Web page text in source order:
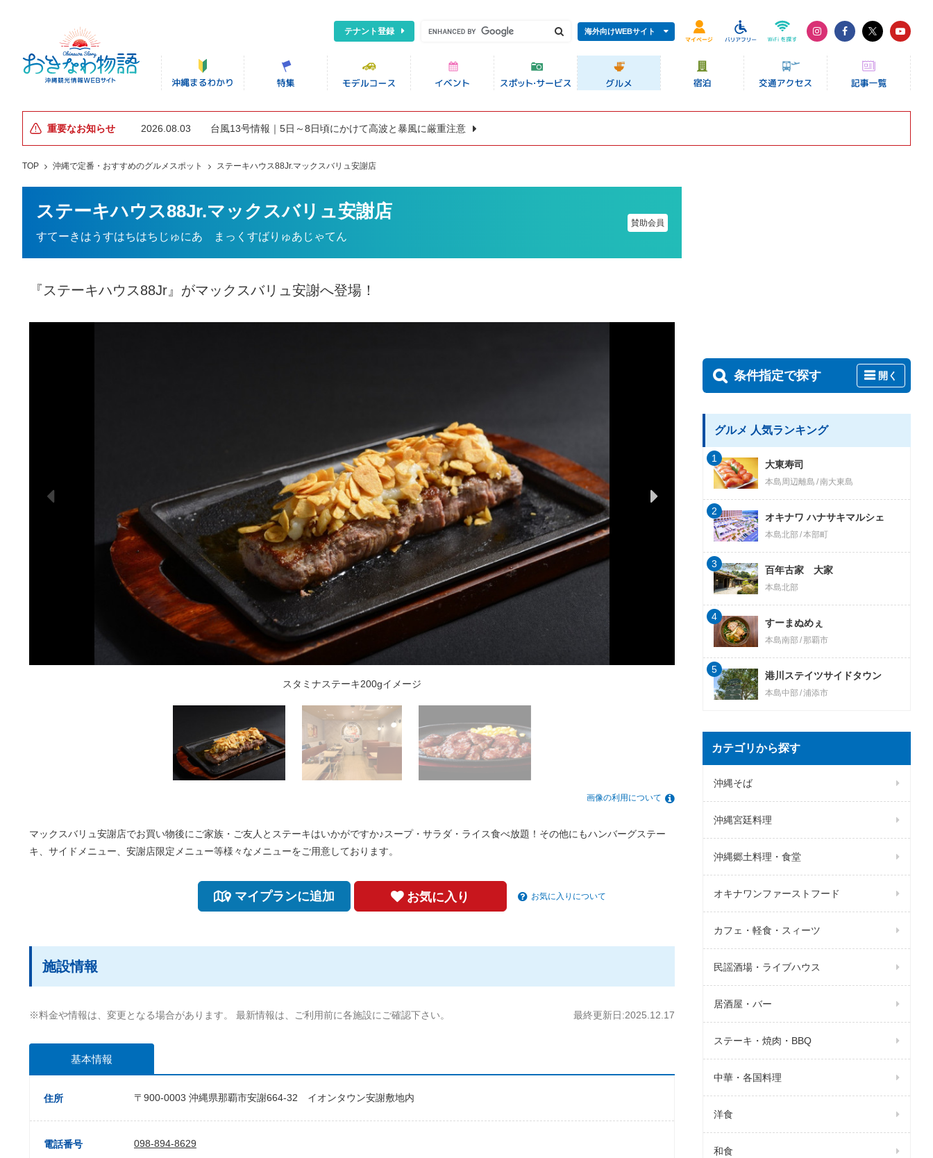
テナント登録 海外向けWEBサイト
重要なお知らせ 2026.08.03 台風13号情報｜5日～8日頃にかけて高波と暴風に厳重注意
TOP 沖縄で定番・おすすめのグルメスポット ステーキハウス88Jr.マックスバリュ安謝店
ステーキハウス88Jr.マックスバリュ安謝店
すてーきはうすはちはちじゅにあ まっくすばりゅあじゃてん
賛助会員
『ステーキハウス88Jr』がマックスバリュ安謝へ登場！
スタミナステーキ200gイメージ
安謝店内観
サガリステーキ
画像の利用について
マックスバリュ安謝店でお買い物後にご家族・ご友人とステーキはいかがですか♪スープ・サラダ・ライス食べ放題！その他にもハンバーグステー
キ、サイドメニュー、安謝店限定メニュー等様々なメニューをご用意しております。
マイプランに追加 お気に入り お気に入りについて
施設情報
※料金や情報は、変更となる場合があります。 最新情報は、ご利用前に各施設にご確認下さい。 最終更新日:2025.12.17
基本情報
住所 〒900-0003 沖縄県那覇市安謝664-32 イオンタウン安謝敷地内
電話番号 098-894-8629
条件指定で探す 開く
グルメ 人気ランキング
大東寿司
本島周辺離島 南大東島
1
オキナワ ハナサキマルシェ
本島北部 本部町
2
百年古家 大家
本島北部
3
すーまぬめぇ
本島南部 那覇市
4
港川ステイツサイドタウン
本島中部 浦添市
5
カテゴリから探す
沖縄そば
沖縄宮廷料理
沖縄郷土料理・食堂
オキナワンファーストフード
カフェ・軽食・スィーツ
民謡酒場・ライブハウス
居酒屋・バー
ステーキ・焼肉・BBQ
中華・各国料理
洋食
和食